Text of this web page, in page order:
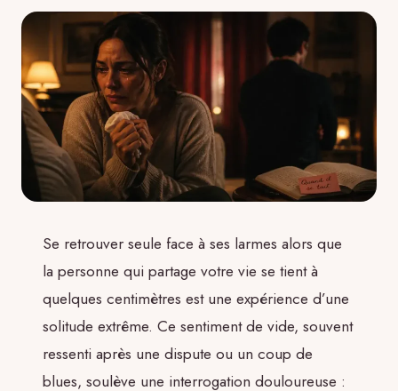
Se retrouver seule face à ses larmes alors que
la personne qui partage votre vie se tient à
quelques centimètres est une expérience d’une
solitude extrême. Ce sentiment de vide, souvent
ressenti après une dispute ou un coup de
blues, soulève une interrogation douloureuse :